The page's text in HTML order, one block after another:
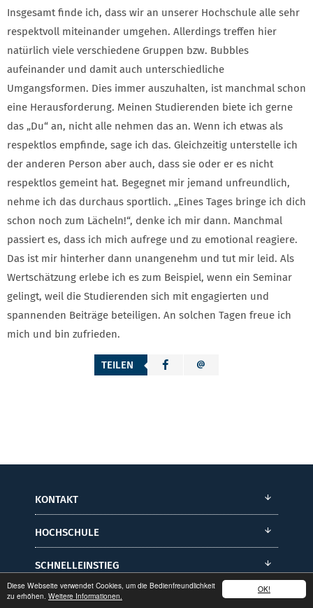
OK!
Diese Webseite verwendet Cookies, um die Bedienfreundlichkeit
zu erhöhen. Weitere Informationen.
Insgesamt finde ich, dass wir an unserer Hochschule alle sehr
respektvoll miteinander umgehen. Allerdings treffen hier
natürlich viele verschiedene Gruppen bzw. Bubbles
aufeinander und damit auch unterschiedliche
Umgangsformen. Dies immer auszuhalten, ist manchmal schon
eine Herausforderung. Meinen Studierenden biete ich gerne
das „Du“ an, nicht alle nehmen das an. Wenn ich etwas als
respektlos empfinde, sage ich das. Gleichzeitig unterstelle ich
der anderen Person aber auch, dass sie oder er es nicht
respektlos gemeint hat. Begegnet mir jemand unfreundlich,
nehme ich das durchaus sportlich. „Eines Tages bringe ich dich
schon noch zum Lächeln!“, denke ich mir dann. Manchmal
passiert es, dass ich mich aufrege und zu emotional reagiere.
Das ist mir hinterher dann unangenehm und tut mir leid. Als
Wertschätzung erlebe ich es zum Beispiel, wenn ein Seminar
gelingt, weil die Studierenden sich mit engagierten und
spannenden Beiträge beteiligen. An solchen Tagen freue ich
mich und bin zufrieden.
TEILEN
KONTAKT
HOCHSCHULE
SCHNELLEINSTIEG
STUDIUM